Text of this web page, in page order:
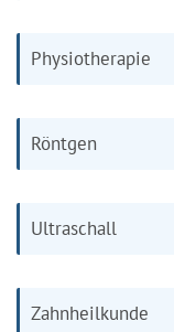
Physiotherapie
Röntgen
Ultraschall
Zahnheilkunde